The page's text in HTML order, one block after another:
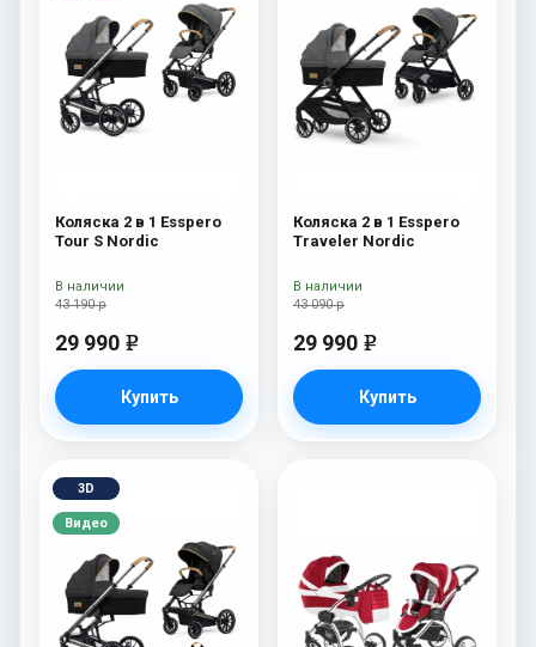
Коляска 2 в 1 Esspero
Tour S Nordic
43 190 р
29 990 e
Купить
В наличии
Коляска 2 в 1 Esspero
Traveler Nordic
43 090 р
29 990 e
Купить
В наличии
3D
Видео